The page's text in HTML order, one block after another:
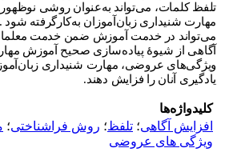
تلفظ کلمات، می‌تواند به‌عنوان روشی
مهارت شنیداری ‌زبان‌آموزان به‌کارگرفته شود
می‌تواند در خدمت آموزش ضمن خدمت معلمان
آگاهی از شیوۀ پیاده‌سازی صحیح آموزش
ویژگی‌های عروضی، مهارت شنیداری
یادگیری آنان را فزایش دهند.
کلیدواژه‌ها
افزایش آگاهی؛ تلفظ؛ روش فراشناختی؛
ویژگی های عروضی